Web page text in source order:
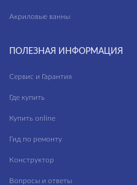
Акриловые ванны
ПОЛЕЗНАЯ ИНФОРМАЦИЯ
Сервис и Гарантия
Где купить
Купить online
Гид по ремонту
Конструктор
Вопросы и ответы